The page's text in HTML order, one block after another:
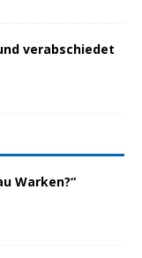
verabschiedet
Warken?“